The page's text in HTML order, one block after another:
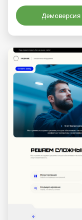
Демоверсия